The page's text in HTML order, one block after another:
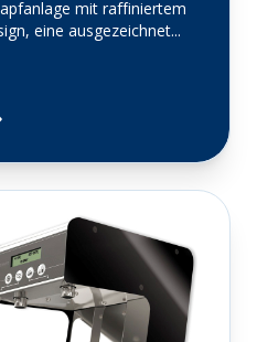
mit raffiniertem
eine ausgezeichnet...